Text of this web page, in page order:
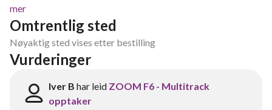
mer
Omtrentlig sted
Nøyaktig sted vises etter bestilling
Vurderinger
Iver B har leid ZOOM F6 - Multitrack
opptaker